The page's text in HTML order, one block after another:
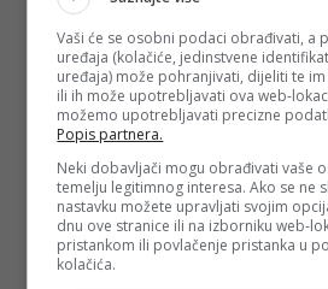
Vaši će se osobni podaci obrađivati, a
uređaja (kolačiće, jedinstvene
uređaja) može pohranjivati, dijeliti te
ili ih može upotrebljavati ova web-
možemo upotrebljavati precizne
Popis partnera.
Neki dobavljači mogu obrađivati vaše
temelju legitimnog interesa. Ako se ne
nastavku možete upravljati svojim
dnu ove stranice ili na izborniku web-
pristankom ili povlačenje pristanka u
kolačića.